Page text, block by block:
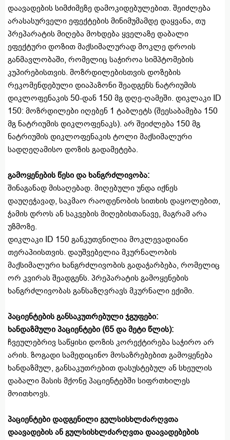
დაავადების სიმძიმეზე დამოკიდებულებით. შეიძლება
არასასურველი ეფექტების მინიმუმამდე დაყვანა, თუ
პრეპარატის მიღება მოხდება ყველაზე დაბალი
ეფექტური დოზით მაქსიმალურად მოკლე დროის
განმავლობაში, რომელიც საჭიროა სიმპტომების
კუპირებისთვის. მოზრდილებისთვის დოზების
რეკომენდებული დიაპაზონი შეადგენს ნატრიუმის
დიკლოფენაკის 50-დან 150 მგ დღე-ღამეში. დიკლაკი ID
150: მოზრდილები იღებენ 1 ტაბლეტს (შეესაბამება 150
მგ ნატრიუმის დიკლოფენაკს). არ შეიძლება 150 მგ
ნატრიუმის დიკლოფენაკის ტოლი მაქსიმალური
სადღეღამისო დოზის გადამეტება.
გამოყენების წესი და ხანგრძლივობა:
შინაგანად მისაღებად. მიღებული უნდა იქნეს
დაუღეჭავად, საკმაო რაოდენობის სითხის დაყოლებით,
ჭამის დროს ან საკვების მიღებისთანავე, მაგრამ არა
უზმოზე.
დიკლაკი ID 150 განკუთვნილია მოკლევადიანი
თერაპიისთვის. დაუშვებელია მკურნალობის
მაქსიმალური ხანგრძლივობის გადაჭარბება, რომელიც
ორ კვირას შეადგენს. პრეპარატის გამოყენების
ხანგრძლივობას განსაზღვრავს მკურნალი ექიმი.
პაციენტების განსაკუთრებული ჯგუფები:
ხანდაზმული პაციენტები (65 და მეტი წლის):
ჩვეულებრივ საწყისი დოზის კორექტირება საჭირო არ
არის. ზოგადი სამედიცინო მოსაზრებებით გამოყენება
ხანდაზმულ, განსაკუთრებით დასუსტებულ ან სხეულის
დაბალი მასის მქონე პაციენტებში სიფრთხილეს
მოითხოვს.
პაციენტები დადგენილი გულსისხლძარღვთა
დაავადების ან გულსისხლძარღვთა დაავადებების